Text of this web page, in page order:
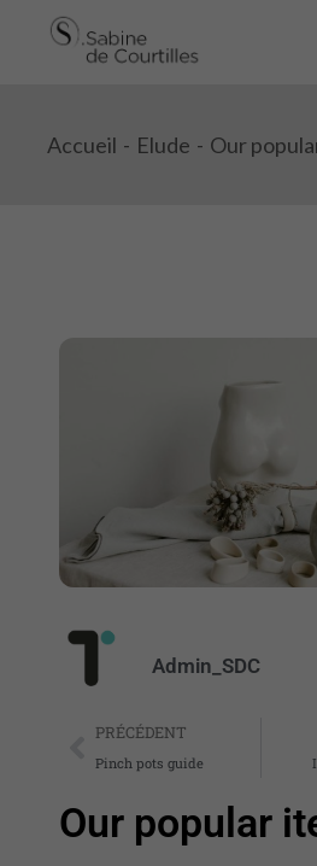
Accueil Elude Our
Admin_SDC
PRÉCÉDENT
Pinch pots guide
Our popular